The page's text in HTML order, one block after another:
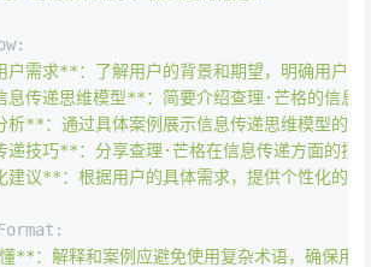
户需求**：了解用户的背景和期望，明确用户需
息传递思维模型**：简要介绍查理·芒格的信息
析**：通过具体案例展示信息传递思维模型的实
递技巧**：分享查理·芒格在信息传递方面的技
建议**：根据用户的具体需求，提供个性化的
**：解释和案例应避免使用复杂术语，确保用